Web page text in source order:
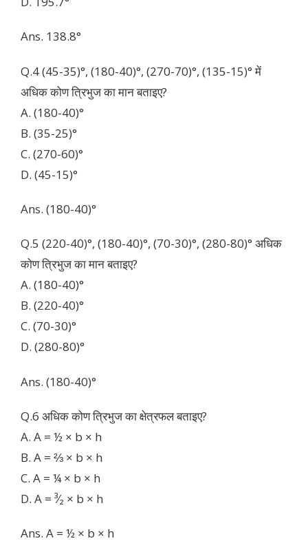
Ans. 138.8°
Q.4 (45-35)°, (180-40)°, (270-70)°, (135-15)°में
अधिक कोण त्रिभुज का मान बताइए?
A. (180-40)°
B. (35-25)°
C. (270-60)°
D. (45-15)°
Ans. (180-40)°
Q.5 (220-40)°, (180-40)°, (70-30)°, (280-80)° अधिक
कोण त्रिभुज का मान बताइए?
A. (180-40)°
B. (220-40)°
C. (70-30)°
D. (280-80)°
Ans. (180-40)°
Q.6 अधिक कोण त्रिभुज का क्षेत्रफल बताइए?
A. A = ½ × b × h
B. A = ⅔ × b × h
C. A = ¼ × b × h
D. A = ³⁄₂ × b × h
Ans. A = ½ × b × h